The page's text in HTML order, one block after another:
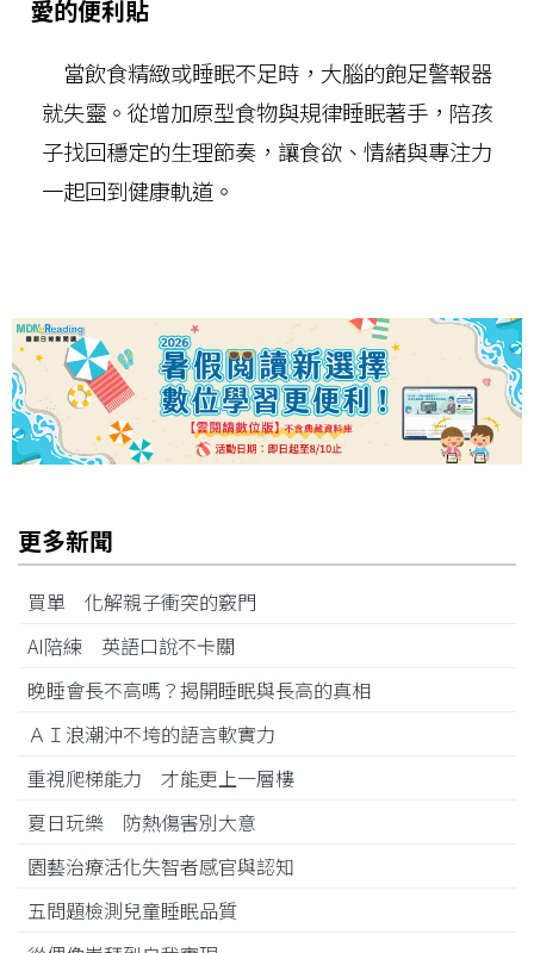
愛的便利貼
當飲食精緻或睡眠不足時，大腦的飽足警報器
就失靈。從增加原型食物與規律睡眠著手，陪孩
子找回穩定的生理節奏，讓食欲、情緒與專注力
一起回到健康軌道。
更多新聞
買單 化解親子衝突的竅門
AI陪練 英語口說不卡關
晚睡會長不高嗎？揭開睡眠與長高的真相
ＡＩ浪潮沖不垮的語言軟實力
重視爬梯能力 才能更上一層樓
夏日玩樂 防熱傷害別大意
園藝治療活化失智者感官與認知
五問題檢測兒童睡眠品質